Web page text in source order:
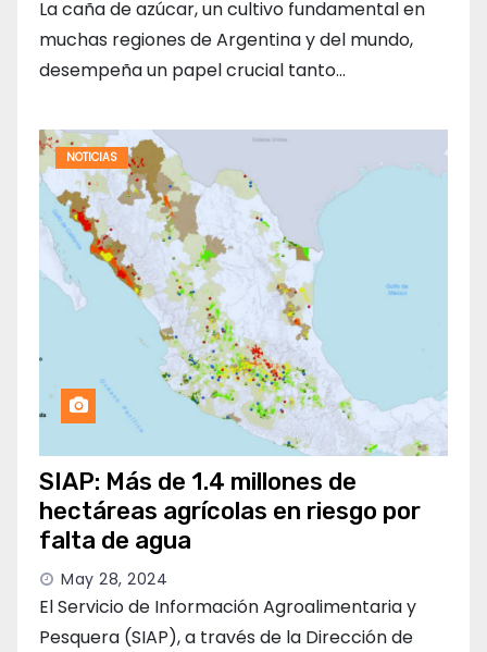
La caña de azúcar, un cultivo fundamental en
muchas regiones de Argentina y del mundo,
desempeña un papel crucial tanto…
NOTICIAS
SIAP: Más de 1.4 millones de
hectáreas agrícolas en riesgo por
falta de agua
May 28, 2024
El Servicio de Información Agroalimentaria y
Pesquera (SIAP), a través de la Dirección de